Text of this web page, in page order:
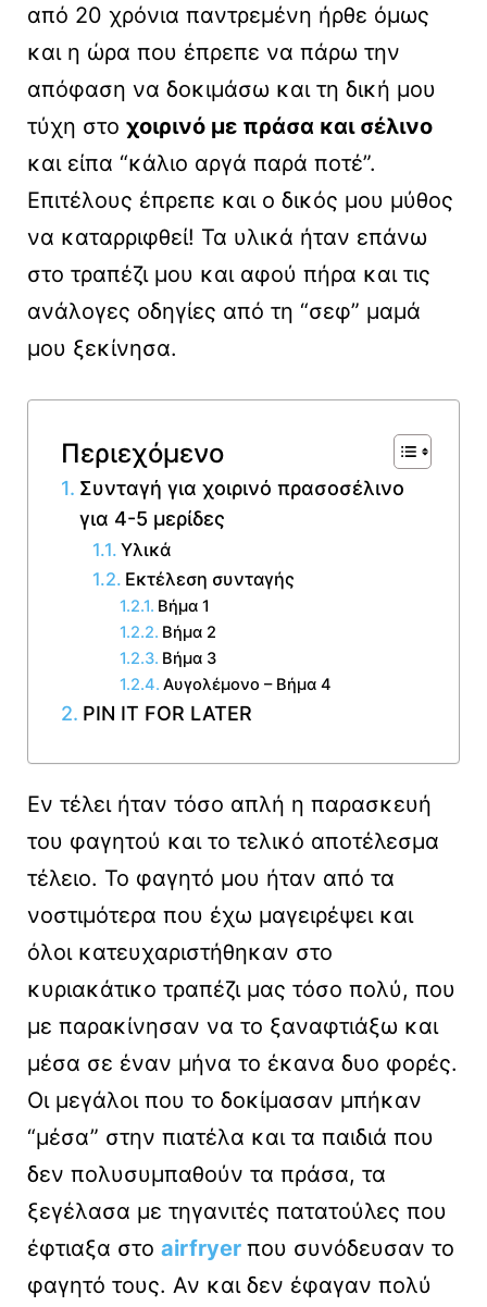
από 20 χρόνια παντρεμένη ήρθε όμως
και η ώρα που έπρεπε να πάρω την
απόφαση να δοκιμάσω και τη δική μου
τύχη στο χοιρινό με πράσα και σέλινο
και είπα “κάλιο αργά παρά ποτέ”.
Επιτέλους έπρεπε και ο δικός μου μύθος
να καταρριφθεί! Τα υλικά ήταν επάνω
στο τραπέζι μου και αφού πήρα και τις
ανάλογες οδηγίες από τη “σεφ” μαμά
μου ξεκίνησα.
Περιεχόμενο
Συνταγή για χοιρινό πρασοσέλινο
για 4-5 μερίδες
Υλικά
Εκτέλεση συνταγής
Βήμα 1
Βήμα 2
Βήμα 3
Αυγολέμονο – Βήμα 4
PIN IT FOR LATER
Εν τέλει ήταν τόσο απλή η παρασκευή
του φαγητού και το τελικό αποτέλεσμα
τέλειο. Το φαγητό μου ήταν από τα
νοστιμότερα που έχω μαγειρέψει και
όλοι κατευχαριστήθηκαν στο
κυριακάτικο τραπέζι μας τόσο πολύ, που
με παρακίνησαν να το ξαναφτιάξω και
μέσα σε έναν μήνα το έκανα δυο φορές.
Οι μεγάλοι που το δοκίμασαν μπήκαν
“μέσα” στην πιατέλα και τα παιδιά που
δεν πολυσυμπαθούν τα πράσα, τα
ξεγέλασα με τηγανιτές πατατούλες που
έφτιαξα στο airfryer που συνόδευσαν το
φαγητό τους. Αν και δεν έφαγαν πολύ